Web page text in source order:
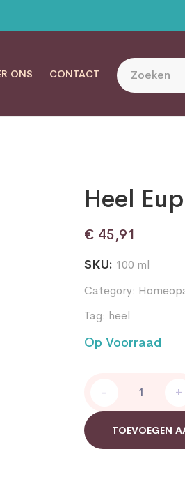
ONS CONTACT
Heel
€ 45,91
SKU: 100 ml
Category:
Tag: heel
Op Voorraad
Euphorbium
quantity
- +
TOEVOEGEN